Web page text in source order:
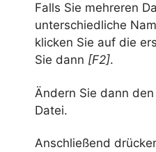
Falls Sie mehreren
unterschiedliche
klicken Sie auf die
Sie dann [F2].
Ändern Sie dann
Datei.
Anschließend